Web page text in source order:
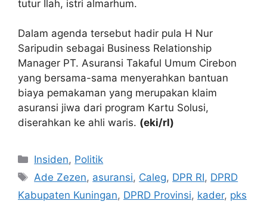
tutur Ilah, istri almarhum.
Dalam agenda tersebut hadir pula H Nur
Saripudin sebagai Business Relationship
Manager PT. Asuransi Takaful Umum Cirebon
yang bersama-sama menyerahkan bantuan
biaya pemakaman yang merupakan klaim
asuransi jiwa dari program Kartu Solusi,
diserahkan ke ahli waris. (eki/rl)
Kategori
Insiden, Politik
Tag
Ade Zezen, asuransi, Caleg, DPR RI, DPRD
Kabupaten Kuningan, DPRD Provinsi, kader, pks